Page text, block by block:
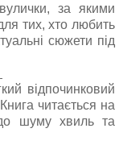
за якими
тих, хто любить
сюжети під
відпочинковий
читається на
шуму хвиль та